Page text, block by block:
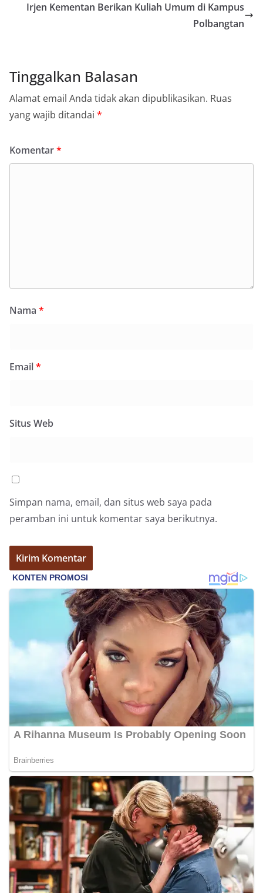
Irjen Kementan Berikan Kuliah Umum di Kampus
Polbangtan
Tinggalkan Balasan
Alamat email Anda tidak akan dipublikasikan. Ruas
yang wajib ditandai *
Komentar*
Nama *
Email*
Situs Web
Simpan nama, email, dan situs web saya pada
peramban ini untuk komentar saya berikutnya.